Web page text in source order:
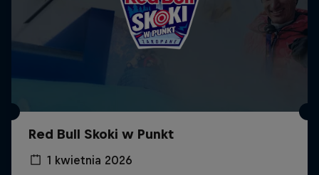
Red Bull Skoki w Punkt
1 kwietnia 2026